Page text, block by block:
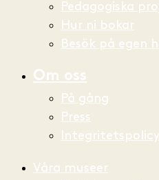
Pedagogiska
Hur ni bokar
Besök på egen
Om oss
På gång
Press
Integritetspolicy
Våra museer